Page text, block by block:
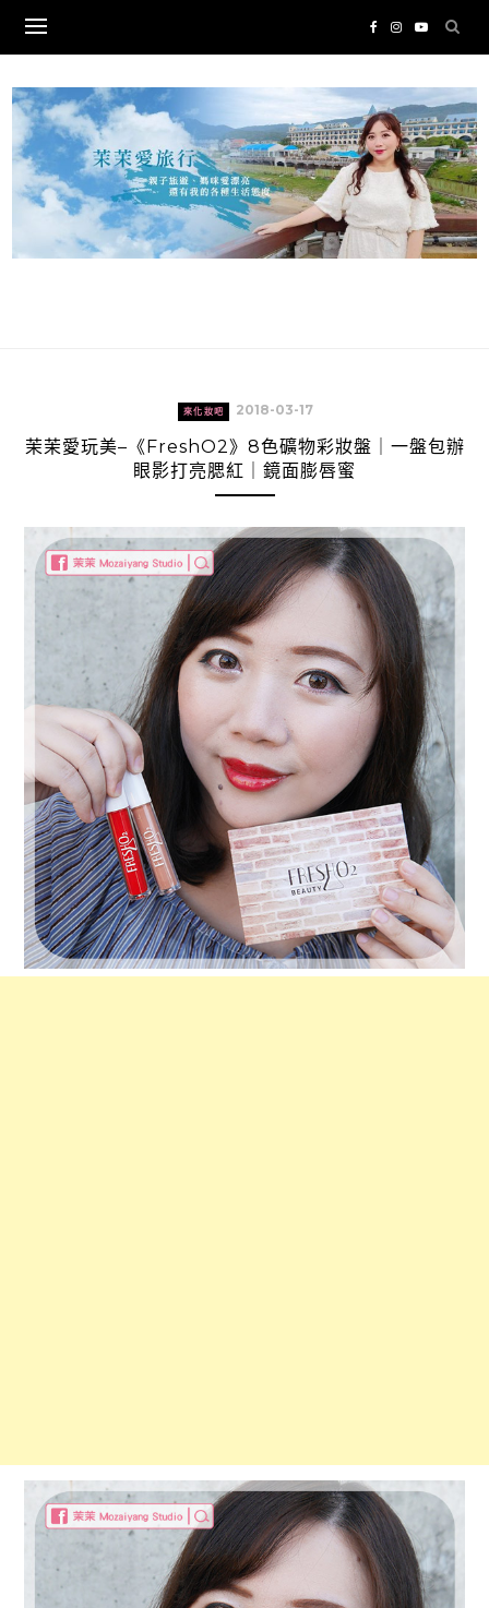
content
來化妝吧 2018-03-17
茉茉愛玩美–《FreshO2》8色礦物彩妝盤｜一盤包辦
眼影打亮腮紅｜鏡面膨唇蜜